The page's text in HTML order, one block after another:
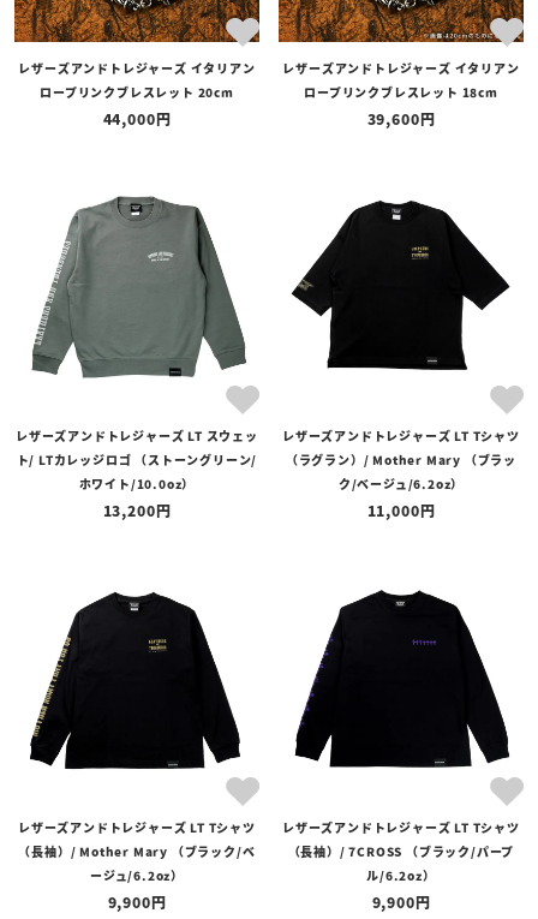
レザーズアンドトレジャーズ イタリアン
ロープリンクブレスレット 20cm
44,000
レザーズアンドトレジャーズ イタリアン
ロープリンクブレスレット 18cm
39,600
レザーズアンドトレジャーズ LT スウェッ
ト/ LTカレッジロゴ （ストーングリーン/
ホワイト/10.0oz）
13,200
レザーズアンドトレジャーズ LT Tシャツ
（ラグラン）/ Mother Mary （ブラッ
ク/ベージュ/6.2oz）
11,000
レザーズアンドトレジャーズ LT Tシャツ
（長袖）/ Mother Mary （ブラック/ベ
ージュ/6.2oz）
9,900
レザーズアンドトレジャーズ LT Tシャツ
（長袖）/ 7CROSS （ブラック/パープ
ル/6.2oz）
9,900